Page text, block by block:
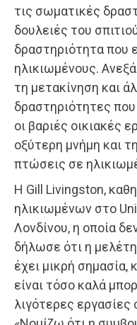
τις σωματικές
δουλειές του
δραστηριότητα που
ηλικιωμένους.
τη μετακίνηση και
δραστηριότητες που
οι βαριές οικιακές
οξύτερη μνήμη και
πτώσεις σε
Η Gill Livingston,
ηλικιωμένων στο
Λονδίνου, η οποία
δήλωσε ότι η
έχει μικρή
είναι τόσο καλά
λιγότερες εργασίες